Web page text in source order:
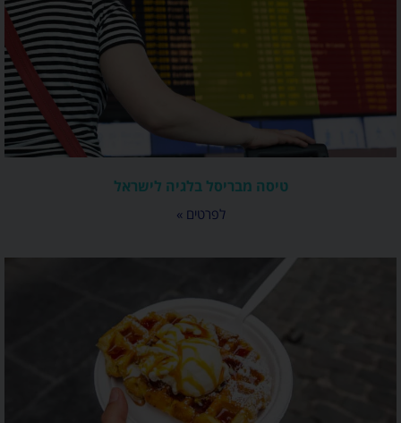
טיסה מבריסל בלגיה לישראל
לפרטים »